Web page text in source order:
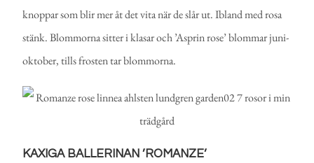
knoppar som blir mer åt det vita när de slår ut. Ibland med rosa
stänk. Blommorna sitter i klasar och ’Asprin rose’ blommar juni-
oktober, tills frosten tar blommorna.
KAXIGA BALLERINAN ’ROMANZE’